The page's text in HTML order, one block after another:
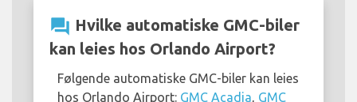
question_answer Hvilke automatiske GMC-biler
kan leies hos Orlando Airport?
Følgende automatiske GMC-biler kan leies
hos Orlando Airport: GMC Acadia, GMC